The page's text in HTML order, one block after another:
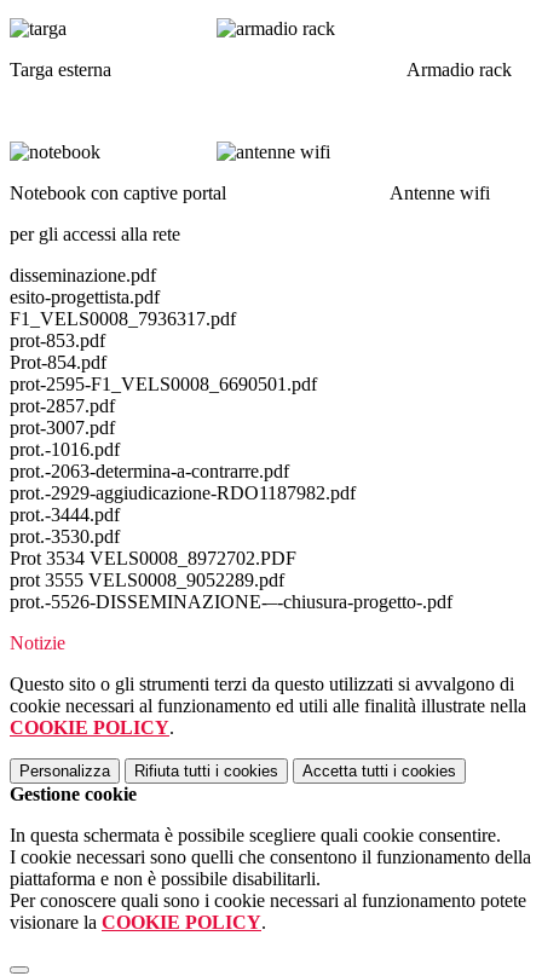
Targa esterna Armadio rack
Notebook con captive portal Antenne wifi
per gli accessi alla rete
disseminazione.pdf
esito-progettista.pdf
F1_VELS0008_7936317.pdf
prot-853.pdf
Prot-854.pdf
prot-2595-F1_VELS0008_6690501.pdf
prot-2857.pdf
prot-3007.pdf
prot.-1016.pdf
prot.-2063-determina-a-contrarre.pdf
prot.-2929-aggiudicazione-RDO1187982.pdf
prot.-3444.pdf
prot.-3530.pdf
Prot 3534 VELS0008_8972702.PDF
prot 3555 VELS0008_9052289.pdf
prot.-5526-DISSEMINAZIONE-–-chiusura-progetto-.pdf
Notizie
Questo sito o gli strumenti terzi da questo utilizzati si avvalgono di
cookie necessari al funzionamento ed utili alle finalità illustrate nella
COOKIE POLICY.
Personalizza Rifiuta tutti i cookies Accetta tutti i cookies
Gestione cookie
In questa schermata è possibile scegliere quali cookie consentire.
I cookie necessari sono quelli che consentono il funzionamento della
piattaforma e non è possibile disabilitarli.
Per conoscere quali sono i cookie necessari al funzionamento potete
visionare la COOKIE POLICY.